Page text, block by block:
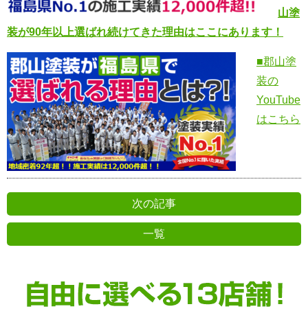
山塗
装が90年以上選ばれ続けてきた理由はここにあります！
■郡山塗
装の
YouTube
はこちら
次の記事
一覧